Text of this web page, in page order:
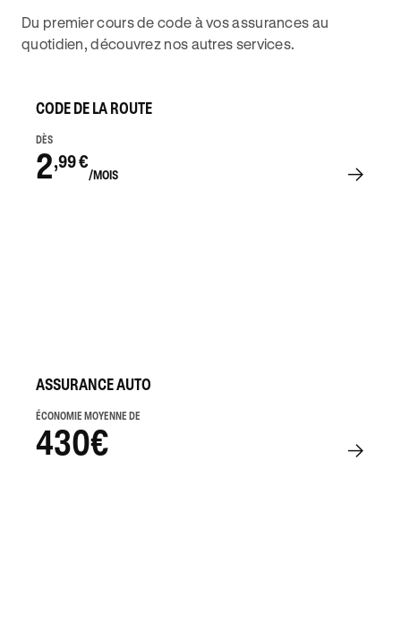
Du premier cours de code à vos assurances au
quotidien, découvrez nos autres services.
CODE DE LA ROUTE
DÈS
2,99 €
/MOIS
ASSURANCE AUTO
ÉCONOMIE MOYENNE DE
430€